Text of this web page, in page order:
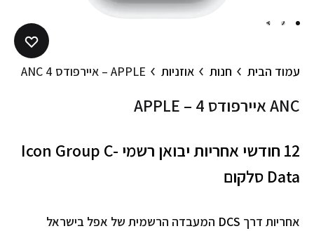
1
2
3
עמוד הבית חנות אוזניות APPLE – איירפודס 4 ANC
APPLE – איירפודס 4 ANC
12 חודשי אחריות יבואן רשמי
Icon Group C-
Data סלקום
אחריות דרך DCS המעבדה הרשמית של אפל בישראל